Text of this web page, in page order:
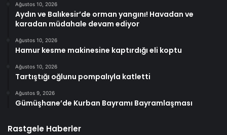
Ağustos 10, 2026
Aydın ve Balıkesir’de orman yangını! Havadan ve
karadan müdahale devam ediyor
Ağustos 10, 2026
Hamur kesme makinesine kaptırdığı eli koptu
Ağustos 10, 2026
Tartıştığı oğlunu pompalıyla katletti
Ağustos 9, 2026
Gümüşhane’de Kurban Bayramı Bayramlaşması
Rastgele Haberler